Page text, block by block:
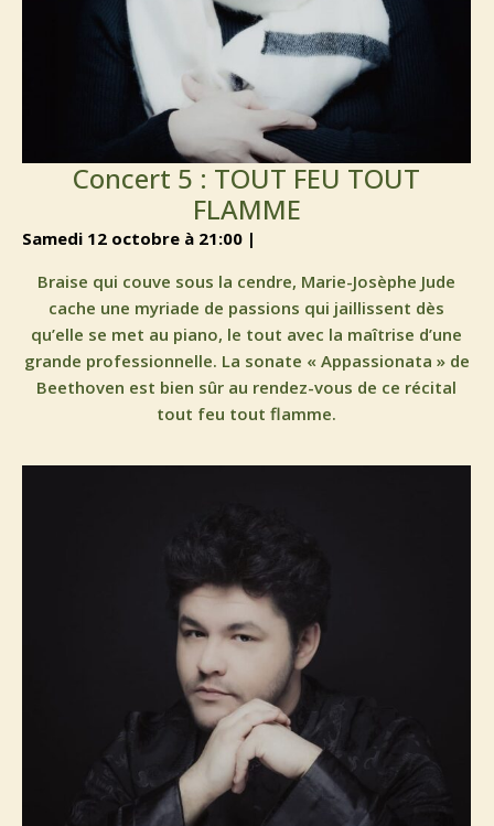
Concert 5 : TOUT FEU TOUT
FLAMME
samedi 12 octobre à 21:00 |
Braise qui couve sous la cendre, Marie-Josèphe Jude
cache une myriade de passions qui jaillissent dès
qu’elle se met au piano, le tout avec la maîtrise d’une
grande professionnelle. La sonate « Appassionata » de
Beethoven est bien sûr au rendez-vous de ce récital
tout feu tout flamme.